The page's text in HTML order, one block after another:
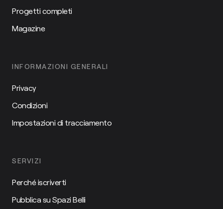
Progetti completi
Magazine
INFORMAZIONI GENERALI
Privacy
Condizioni
Impostazioni di tracciamento
SERVIZI
Perché iscriverti
Pubblica su Spazi Belli